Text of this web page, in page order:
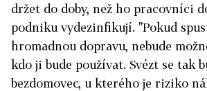
držet do doby, než ho pracovníci
podniku vydezinfikují. "Pokud
hromadnou dopravu, nebude
kdo ji bude používat. Svézt se tak
bezdomovec, u kterého je riziko